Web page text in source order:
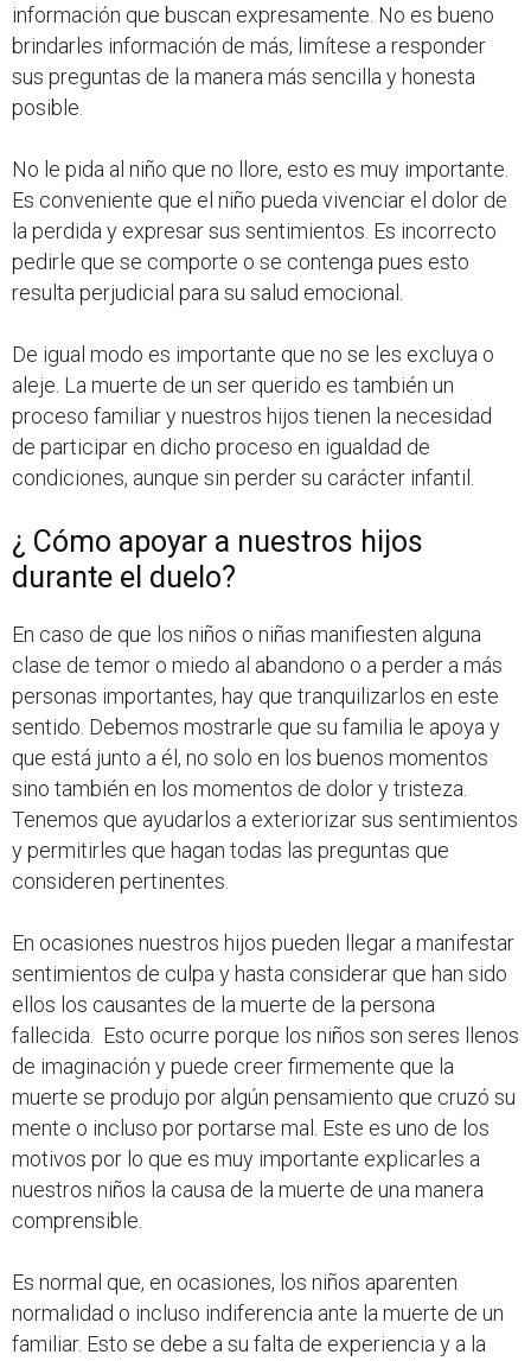
información que buscan expresamente. No es bueno
brindarles información de más, limítese a responder
sus preguntas de la manera más sencilla y honesta
posible.
No le pida al niño que no llore, esto es muy importante.
Es conveniente que el niño pueda vivenciar el dolor de
la perdida y expresar sus sentimientos. Es incorrecto
pedirle que se comporte o se contenga pues esto
resulta perjudicial para su salud emocional.
De igual modo es importante que no se les excluya o
aleje. La muerte de un ser querido es también un
proceso familiar y nuestros hijos tienen la necesidad
de participar en dicho proceso en igualdad de
condiciones, aunque sin perder su carácter infantil.
¿ Cómo apoyar a nuestros hijos
durante el duelo?
En caso de que los niños o niñas manifiesten alguna
clase de temor o miedo al abandono o a perder a más
personas importantes, hay que tranquilizarlos en este
sentido. Debemos mostrarle que su familia le apoya y
que está junto a él, no solo en los buenos momentos
sino también en los momentos de dolor y tristeza.
Tenemos que ayudarlos a exteriorizar sus sentimientos
y permitirles que hagan todas las preguntas que
consideren pertinentes.
En ocasiones nuestros hijos pueden llegar a manifestar
sentimientos de culpa y hasta considerar que han sido
ellos los causantes de la muerte de la persona
fallecida. Esto ocurre porque los niños son seres llenos
de imaginación y puede creer firmemente que la
muerte se produjo por algún pensamiento que cruzó su
mente o incluso por portarse mal. Este es uno de los
motivos por lo que es muy importante explicarles a
nuestros niños la causa de la muerte de una manera
comprensible.
Es normal que, en ocasiones, los niños aparenten
normalidad o incluso indiferencia ante la muerte de un
familiar. Esto se debe a su falta de experiencia y a la